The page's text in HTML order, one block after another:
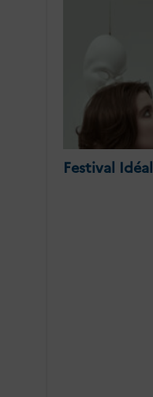
Festival Idéal